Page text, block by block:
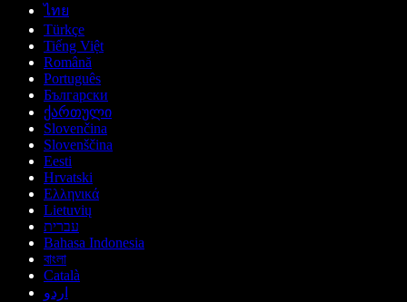
ไทย
Türkçe
Tiếng Việt
Română
Português
Български
ქართული
Slovenčina
Slovenščina
Eesti
Hrvatski
Ελληνικά
Lietuvių
עברית
Bahasa Indonesia
বাংলা
Català
اردو